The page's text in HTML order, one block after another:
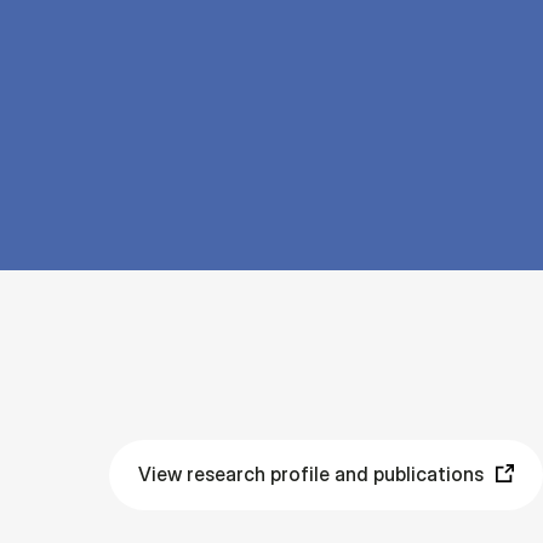
View research profile and publications